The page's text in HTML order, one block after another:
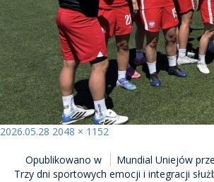
Opublikowano
2026.05.28 Pełny
2048 × 1152
WPISUOpublikowano w
Mundial Uniejów
Trzy dni sportowych emocji i integracji